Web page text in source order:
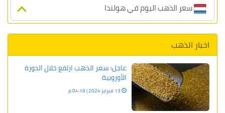
سعر الذهب اليوم في هولندا
اخبار الذهب
عاجل: سعر الذهب ارتفع خلال الدورة
الأوروبية